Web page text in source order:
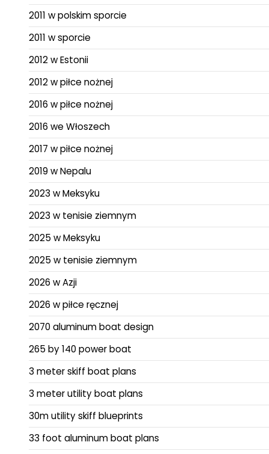
2011 w polskim sporcie
2011 w sporcie
2012 w Estonii
2012 w piłce nożnej
2016 w piłce nożnej
2016 we Włoszech
2017 w piłce nożnej
2019 w Nepalu
2023 w Meksyku
2023 w tenisie ziemnym
2025 w Meksyku
2025 w tenisie ziemnym
2026 w Azji
2026 w piłce ręcznej
2070 aluminum boat design
265 by 140 power boat
3 meter skiff boat plans
3 meter utility boat plans
30m utility skiff blueprints
33 foot aluminum boat plans